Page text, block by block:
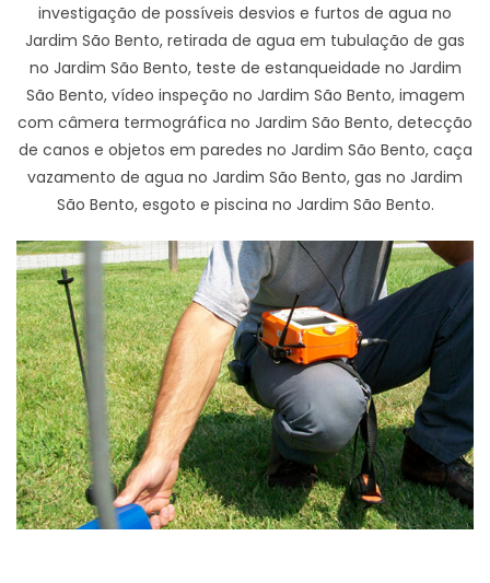
investigação de possíveis desvios e furtos de agua no
Jardim São Bento, retirada de agua em tubulação de gas
no Jardim São Bento, teste de estanqueidade no Jardim
São Bento, vídeo inspeção no Jardim São Bento, imagem
com câmera termográfica no Jardim São Bento, detecção
de canos e objetos em paredes no Jardim São Bento, caça
vazamento de agua no Jardim São Bento, gas no Jardim
São Bento, esgoto e piscina no Jardim São Bento.